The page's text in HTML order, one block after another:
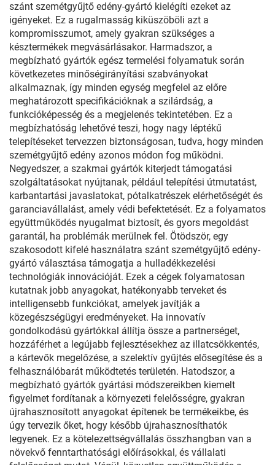
szánt szemétgyűjtő edény-gyártó kielégíti ezeket az
igényeket. Ez a rugalmasság kiküszöböli azt a
kompromisszumot, amely gyakran szükséges a
késztermékek megvásárlásakor. Harmadszor, a
megbízható gyártók egész termelési folyamatuk során
következetes minőségirányítási szabványokat
alkalmaznak, így minden egység megfelel az előre
meghatározott specifikációknak a szilárdság, a
funkcióképesség és a megjelenés tekintetében. Ez a
megbízhatóság lehetővé teszi, hogy nagy léptékű
telepítéseket tervezzen biztonságosan, tudva, hogy minden
szemétgyűjtő edény azonos módon fog működni.
Negyedszer, a szakmai gyártók kiterjedt támogatási
szolgáltatásokat nyújtanak, például telepítési útmutatást,
karbantartási javaslatokat, pótalkatrészek elérhetőségét és
garanciavállalást, amely védi befektetését. Ez a folyamatos
együttműködés nyugalmat biztosít, és gyors megoldást
garantál, ha problémák merülnek fel. Ötödször, egy
szakosodott kifelé használatra szánt szemétgyűjtő edény-
gyártó választása támogatja a hulladékkezelési
technológiák innovációját. Ezek a cégek folyamatosan
kutatnak jobb anyagokat, hatékonyabb terveket és
intelligensebb funkciókat, amelyek javítják a
közegészségügyi eredményeket. Ha innovatív
gondolkodású gyártókkal állítja össze a partnerséget,
hozzáférhet a legújabb fejlesztésekhez az illatcsökkentés,
a kártevők megelőzése, a szelektív gyűjtés elősegítése és a
felhasználóbarát működtetés területén. Hatodszor, a
megbízható gyártók gyártási módszereikben kiemelt
figyelmet fordítanak a környezeti felelősségre, gyakran
újrahasznosított anyagokat építenek be termékeikbe, és
úgy tervezik őket, hogy később újrahasznosíthatók
legyenek. Ez a kötelezettségvállalás összhangban van a
növekvő fenntarthatósági előírásokkal, és vállalati